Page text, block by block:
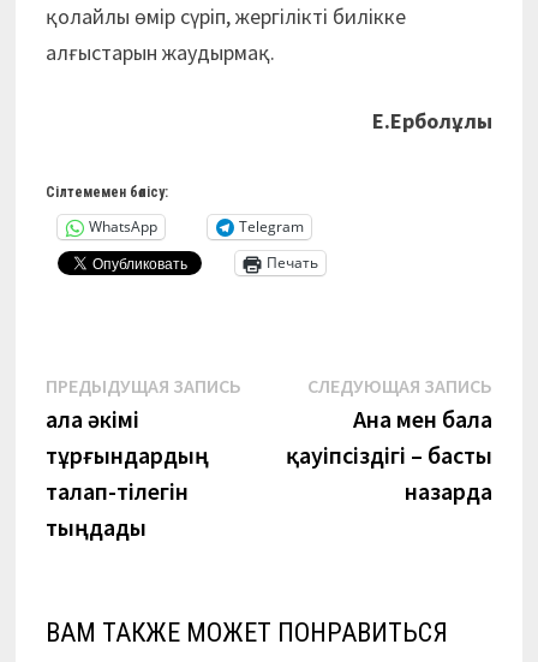
қолайлы өмір сүріп, жергілікті билікке
алғыстарын жаудырмақ.
Е.Ерболұлы
Сілтемемен бөлісу:
WhatsApp
Telegram
Печать
Навигация
по
записям
ПРЕДЫДУЩАЯ ЗАПИСЬПредыдущая
Қала әкімі
тұрғындардың
талап-тілегін
тыңдады
СЛЕДУЮЩАЯ ЗАПИСЬ
Ана мен бала
қауіпсіздігі – басты
назарда
ВАМ ТАКЖЕ МОЖЕТ ПОНРАВИТЬСЯ